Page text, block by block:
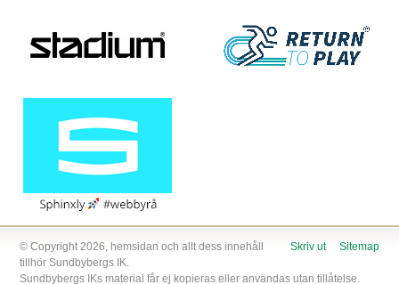
Sitemap
Skriv ut
© Copyright 2026, hemsidan och allt dess innehåll
tillhör Sundbybergs IK.
Sundbybergs IKs material får ej kopieras eller användas utan tillåtelse.